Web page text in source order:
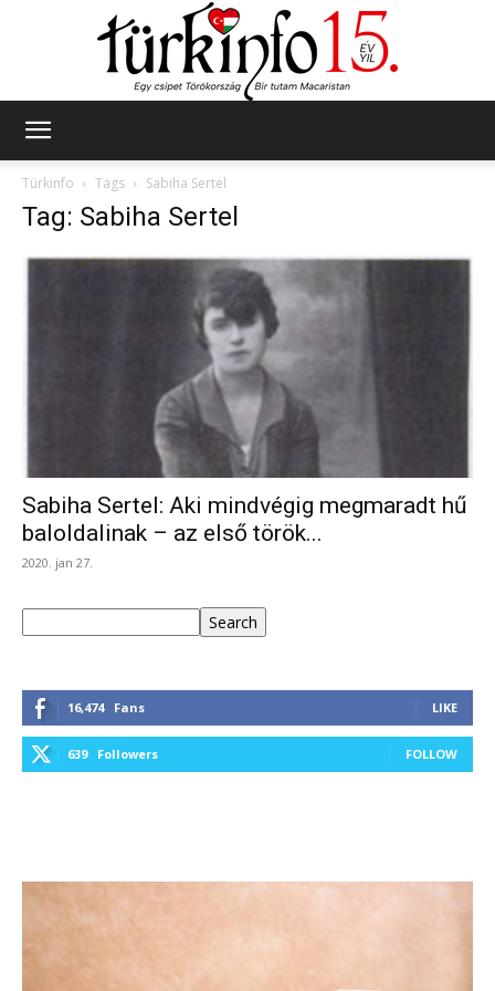
Türkinfo
Tags Sabiha Sertel
Tag: Sabiha Sertel
Sabiha Sertel: Aki mindvégig megmaradt hű
baloldalinak – az első török...
2020. jan 27.
Search
16,474 Fans LIKE
639 Followers FOLLOW